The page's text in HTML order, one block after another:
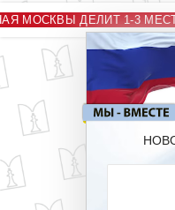
МОСКВЫ ДЕЛИТ 1-3